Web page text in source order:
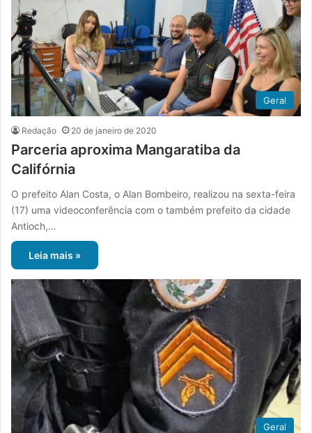
Geral
Redação 20 de janeiro de 2020
Parceria aproxima Mangaratiba da
Califórnia
O prefeito Alan Costa, o Alan Bombeiro, realizou na sexta-feira
(17) uma videoconferência com o também prefeito da cidade
Antioch,…
Leia mais »
Geral